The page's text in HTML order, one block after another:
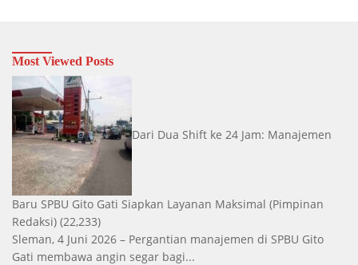
Most Viewed Posts
Dari Dua Shift ke 24 Jam: Manajemen
Baru SPBU Gito Gati Siapkan Layanan Maksimal (Pimpinan
Redaksi) (22,233)
Sleman, 4 Juni 2026 – Pergantian manajemen di SPBU Gito
Gati membawa angin segar bagi...